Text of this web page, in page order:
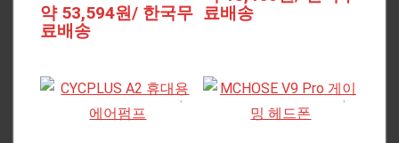
약 53,594원/ 한국무
료배송
료배송